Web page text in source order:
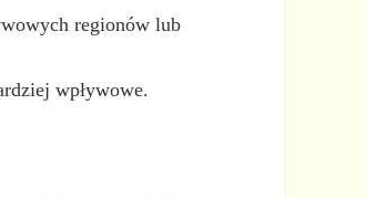
regionów lub
wpływowe.